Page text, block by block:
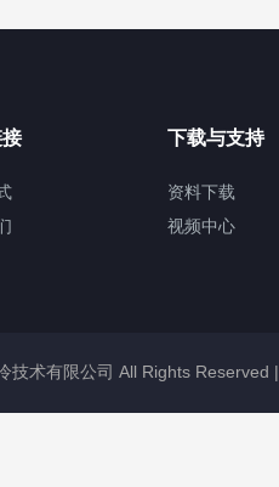
下载与支持
资料下载
视频中心
技术有限公司 All Rights Reserved |